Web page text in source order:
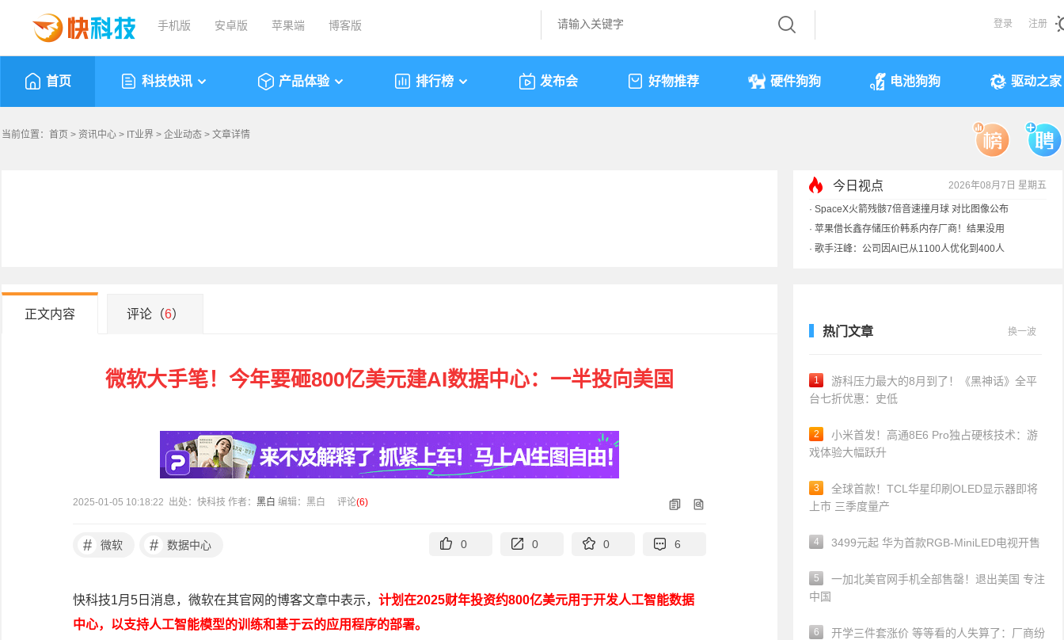
手机版 安卓版 苹果端 博客版 登录 注册
首页 科技快讯 产品体验 排行榜 发布会 好物推荐 硬件狗狗 电池狗狗 驱动之家
当前位置： 首页 > 资讯中心 > IT业界 > 企业动态 > 文章详情
今日视点 2026年08月7日 星期五
· 苹果借长鑫存储压价韩系内存厂商！结果没用
· 歌手汪峰：公司因AI已从1100人优化到400人
· 索尼旗舰电视上市：115寸、149999元
正文内容 评论（6）
微软大手笔！今年要砸800亿美元建AI数据中心：一半投向美国
2025-01-05 10:18:22 出处：快科技 作者： 黑白 编辑：黑白 评论(6)
# 微软 # 数据中心 0 0 0 6
快科技1月5日消息，微软在其官网的博客文章中表示， 计划在2025财年投资约800亿美元用于开发人工智能数据
中心，以支持人工智能模型的训练和基于云的应用程序的部署。
热门文章 换一波
1
游科压力最大的8月到了！《黑神话》全平
台七折优惠：史低
2
小米首发！高通8E6 Pro独占硬核技术：游
戏体验大幅跃升
3
全球首款！TCL华星印刷OLED显示器即将
上市 三季度量产
4 3499元起 华为首款RGB-MiniLED电视开售
5
一加北美官网手机全部售罄！退出美国 专注
中国
6
开学三件套涨价 等等看的人失算了：厂商纷